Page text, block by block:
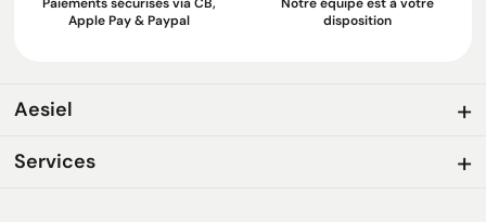
Paiements sécurisés via CB,
Apple Pay & Paypal
Notre équipe est à votre
disposition
Aesiel
Services